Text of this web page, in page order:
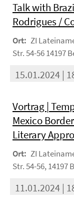
Talk with
Rodrigues /
Ort: ZI
Str. 54-56 14197
15.01.2024 |
Vortrag |
Mexico
Literary
Ort: ZI
Str. 54-56, 14197
11.01.2024 |